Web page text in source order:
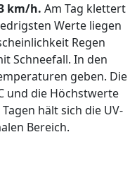
km/h. Am Tag klettert
Werte liegen
Regen
Schneefall. In den
geben. Die
und die Höchstwerte
hält sich die UV-
Bereich.